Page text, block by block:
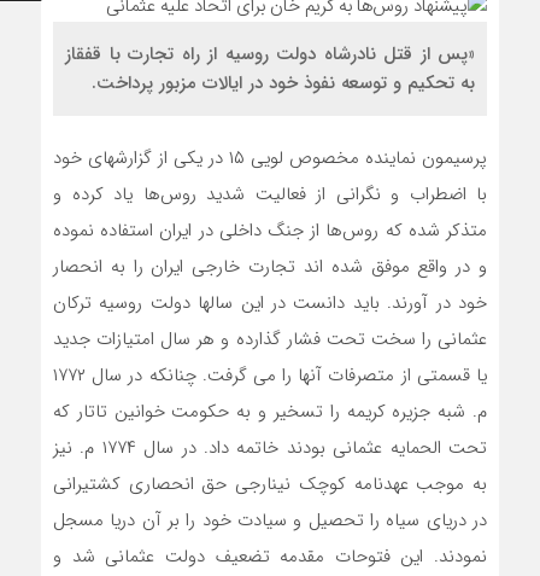
«پس از قتل نادرشاه دولت روسیه از راه تجارت با قفقاز
به تحکیم و توسعه نفوذ خود در ایالات مزبور پرداخت.
پرسیمون نماینده مخصوص لویی ۱۵ در یکی از گزارشهای خود
با اضطراب و نگرانی از فعالیت شدید روس‌ها یاد کرده و
متذکر شده که روس‌ها از جنگ داخلی در ایران استفاده نموده
و در واقع موفق شده اند تجارت خارجی ایران را به انحصار
خود در آورند. باید دانست در این سالها دولت روسیه ترکان
عثمانی را سخت تحت فشار گذارده و هر سال امتیازات جدید
یا قسمتی از متصرفات آنها را می گرفت. چنانکه در سال ۱۷۷۲
م. شبه جزیره کریمه را تسخیر و به حکومت خوانین تاتار که
تحت الحمایه عثمانی بودند خاتمه داد. در سال ۱۷۷۴ م. نیز
به موجب عهدنامه کوچک نینارجی حق انحصاری کشتیرانی
در دریای سیاه را تحصیل و سیادت خود را بر آن دریا مسجل
نمودند. این فتوحات مقدمه تضعیف دولت عثمانی شد و